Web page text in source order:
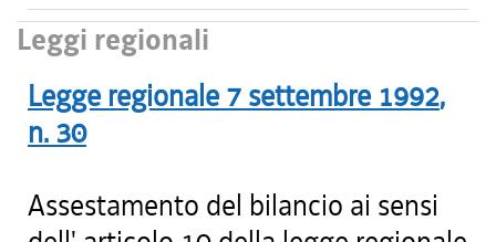
Leggi regionali
Legge regionale 7 settembre 1992,
n. 30
Assestamento del bilancio ai sensi